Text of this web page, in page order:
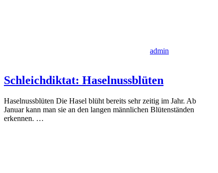
admin
Schleichdiktat: Haselnussblüten
Haselnussblüten Die Hasel blüht bereits sehr zeitig im Jahr. Ab
Januar kann man sie an den langen männlichen Blütenständen
erkennen. …